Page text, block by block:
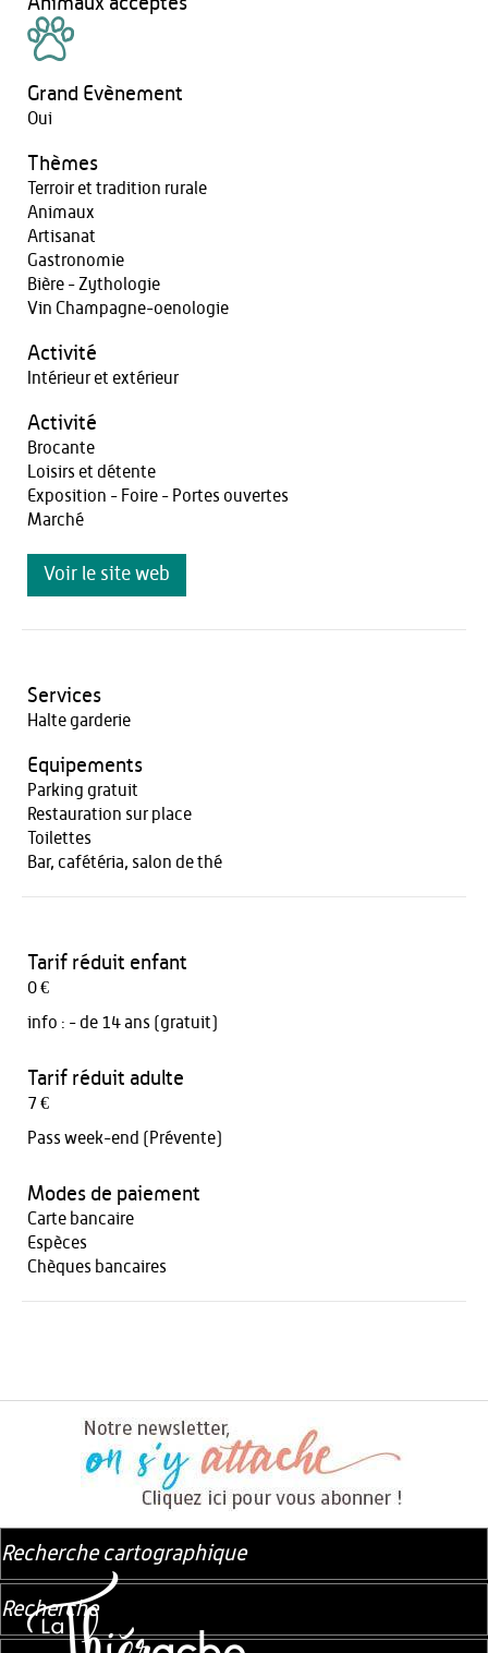
Grand Evènement
Oui
Thèmes
Terroir et tradition rurale
Animaux
Artisanat
Gastronomie
Bière - Zythologie
Vin Champagne-oenologie
Activité
Intérieur et extérieur
Activité
Brocante
Loisirs et détente
Exposition - Foire - Portes ouvertes
Marché
Voir le site web
Services
Halte garderie
Equipements
Parking gratuit
Restauration sur place
Toilettes
Bar, cafétéria, salon de thé
Tarif réduit enfant
0 €
info : - de 14 ans (gratuit)
Tarif réduit adulte
7 €
Pass week-end (Prévente)
Modes de paiement
Carte bancaire
Espèces
Chèques bancaires
Recherche cartographique
Recherche